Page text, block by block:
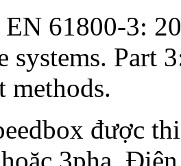
61800-3:
systems. Part
methods.
được
3pha.